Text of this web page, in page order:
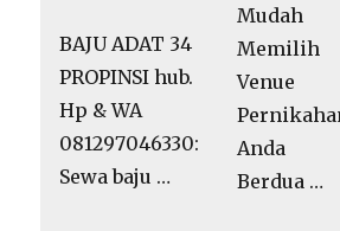
BAJU ADAT 34
PROPINSI hub.
Hp & WA
081297046330:
Sewa baju …
Memilih
Venue
Pernikahan
Anda
Berdua …